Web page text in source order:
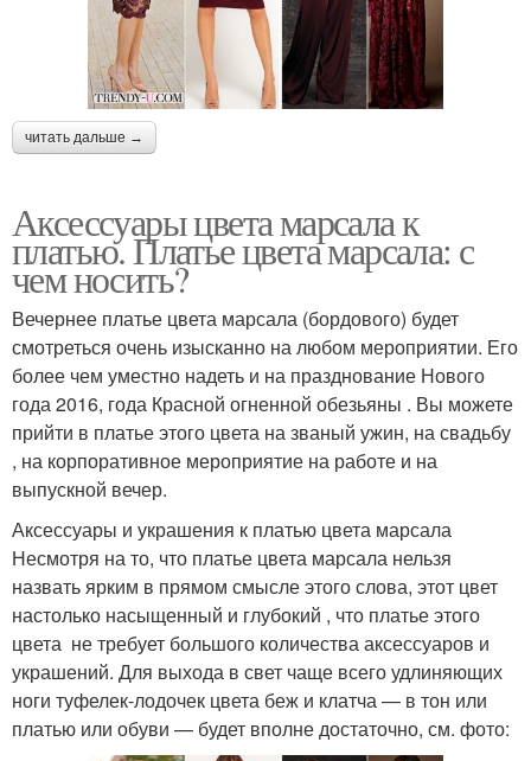
читать дальше →
Аксессуары цвета марсала к
платью. Платье цвета марсала: с
чем носить?
Вечернее платье цвета марсала (бордового) будет
смотреться очень изысканно на любом мероприятии. Его
более чем уместно надеть и на празднование Нового
года 2016, года Красной огненной обезьяны . Вы можете
прийти в платье этого цвета на званый ужин, на свадьбу
, на корпоративное мероприятие на работе и на
выпускной вечер.
Аксессуары и украшения к платью цвета марсала
Несмотря на то, что платье цвета марсала нельзя
назвать ярким в прямом смысле этого слова, этот цвет
настолько насыщенный и глубокий , что платье этого
цвета не требует большого количества аксессуаров и
украшений. Для выхода в свет чаще всего удлиняющих
ноги туфелек-лодочек цвета беж и клатча — в тон или
платью или обуви — будет вполне достаточно, см. фото: